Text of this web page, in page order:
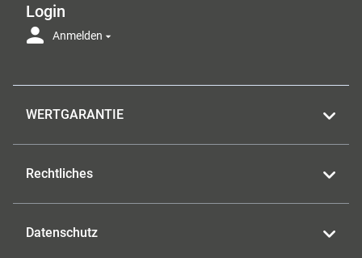
Login
Anmelden
WERTGARANTIE
Rechtliches
Datenschutz